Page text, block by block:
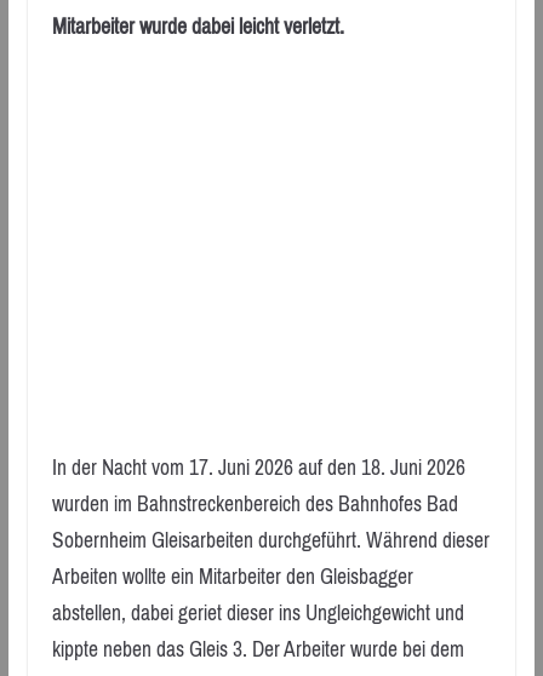
Mitarbeiter wurde dabei leicht verletzt.
In der Nacht vom 17. Juni 2026 auf den 18. Juni 2026
wurden im Bahnstreckenbereich des Bahnhofes Bad
Sobernheim Gleisarbeiten durchgeführt. Während dieser
Arbeiten wollte ein Mitarbeiter den Gleisbagger
abstellen, dabei geriet dieser ins Ungleichgewicht und
kippte neben das Gleis 3. Der Arbeiter wurde bei dem